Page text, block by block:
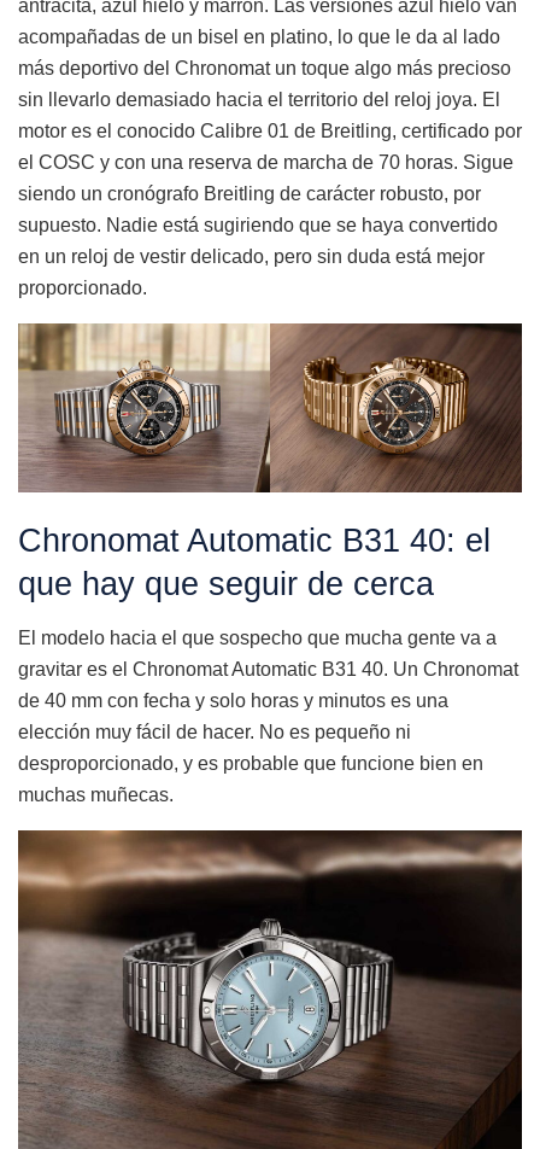
antracita, azul hielo y marrón. Las versiones azul hielo van
acompañadas de un bisel en platino, lo que le da al lado
más deportivo del Chronomat un toque algo más precioso
sin llevarlo demasiado hacia el territorio del reloj joya. El
motor es el conocido Calibre 01 de Breitling, certificado por
el COSC y con una reserva de marcha de 70 horas. Sigue
siendo un cronógrafo Breitling de carácter robusto, por
supuesto. Nadie está sugiriendo que se haya convertido
en un reloj de vestir delicado, pero sin duda está mejor
proporcionado.
Chronomat Automatic B31 40: el
que hay que seguir de cerca
El modelo hacia el que sospecho que mucha gente va a
gravitar es el Chronomat Automatic B31 40. Un Chronomat
de 40 mm con fecha y solo horas y minutos es una
elección muy fácil de hacer. No es pequeño ni
desproporcionado, y es probable que funcione bien en
muchas muñecas.